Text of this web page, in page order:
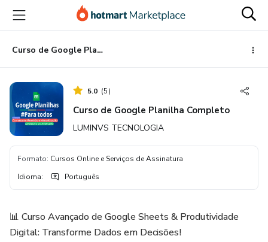
para
conteúdo
principal
para
pagamento
para
rodapé
Curso de Google Planilha Completo
5.0 (5)
Curso de Google Planilha Completo
LUMINVS TECNOLOGIA
Formato: Cursos Online e Serviços de Assinatura
Idioma: Português
📊 Curso Avançado de Google Sheets & Produtividade
Digital: Transforme Dados em Decisões!